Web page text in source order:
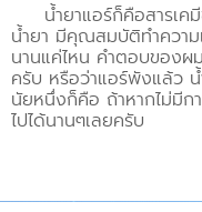
น้ำยาแอร์ก็คือสารเค
น้ำยา มีคุณสมบัติทำความ
นานแค่ไหน คำตอบของผ
ครับ หรือว่าแอร์พังแล้ว
นัยหนึ่งก็คือ ถ้าหากไม่มีก
ไปได้นานๆเลยครับ